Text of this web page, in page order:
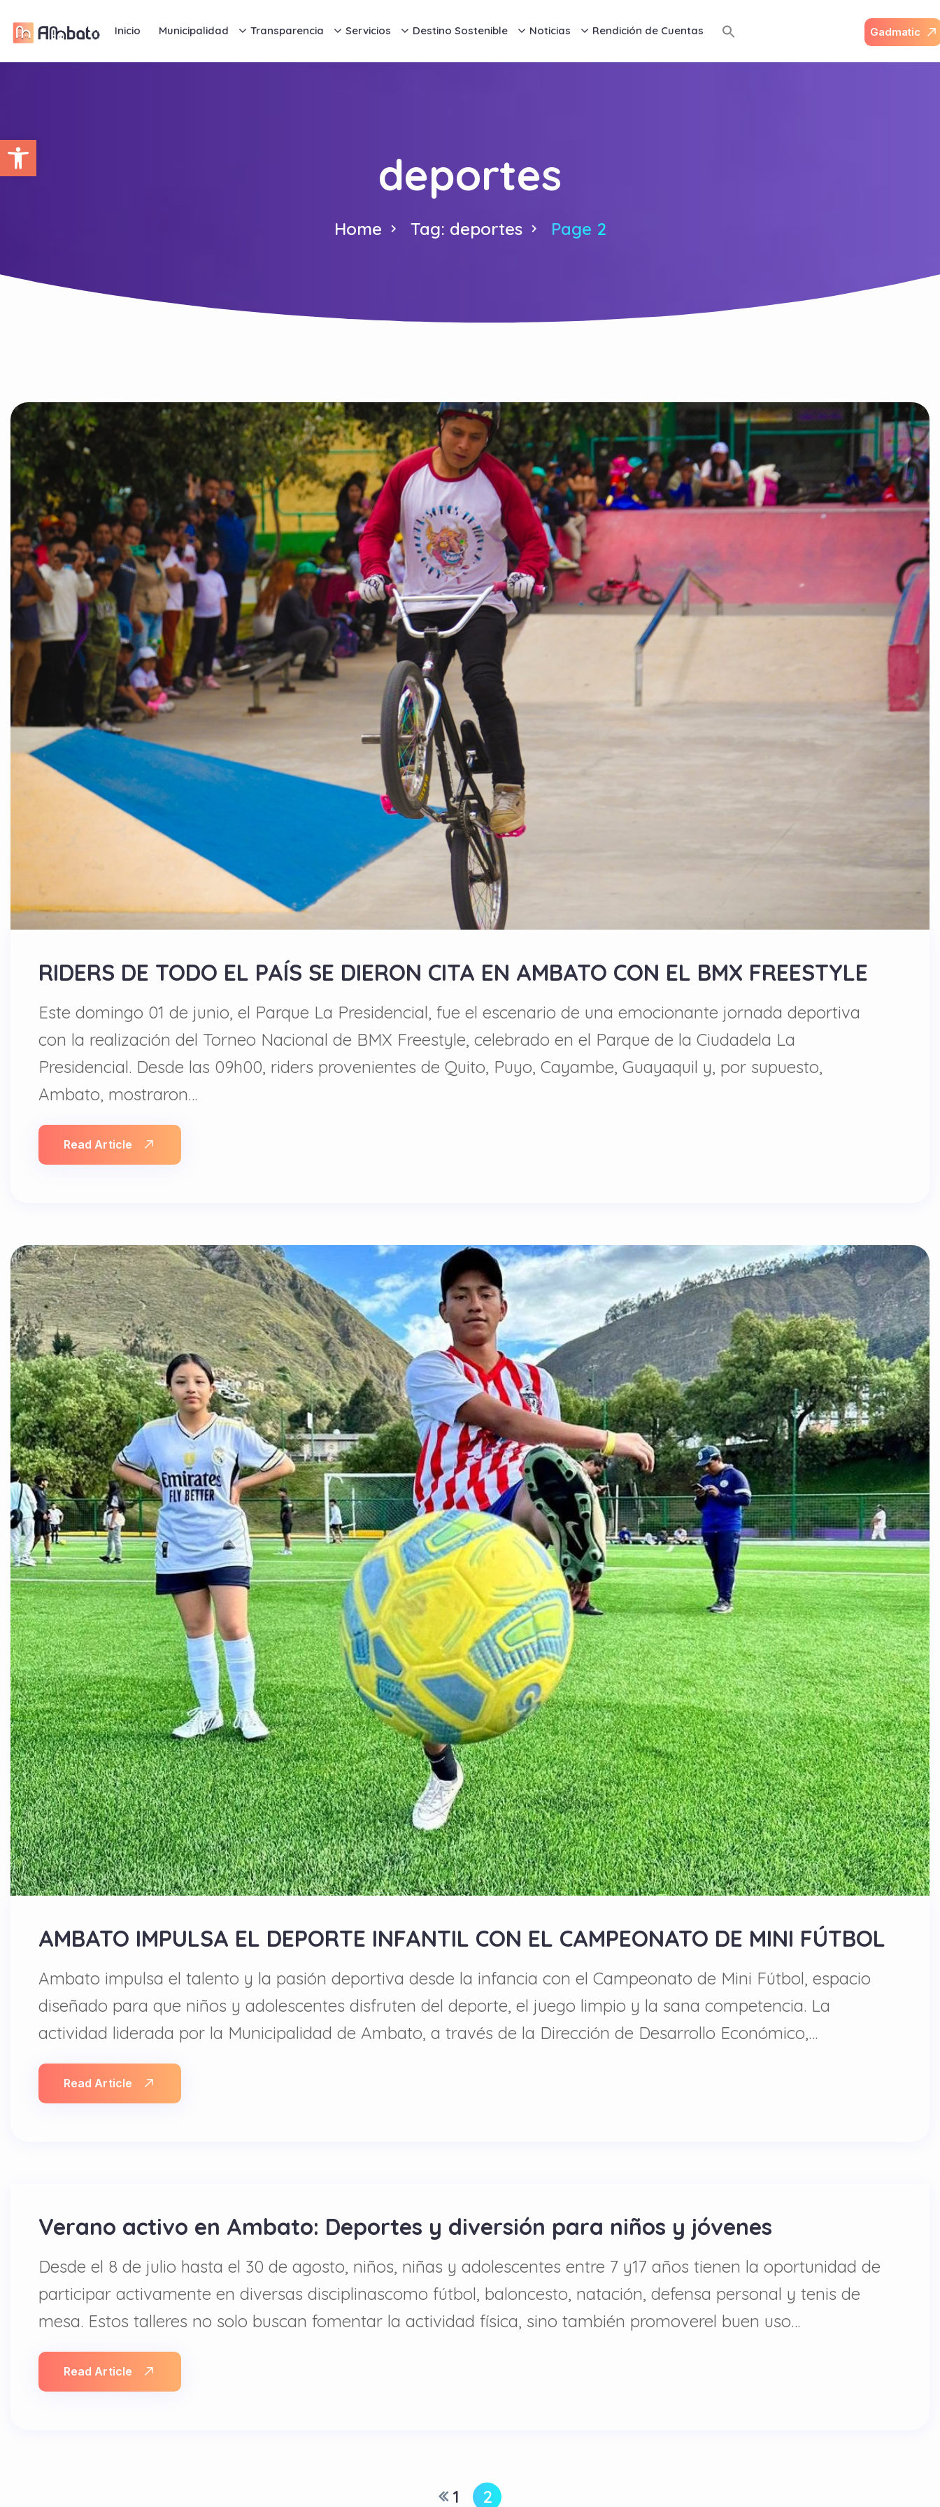
Abrir barra de herramientas
Inicio Municipalidad Transparencia Servicios Destino Sostenible Noticias Rendición de Cuentas Gadmatic
deportes
Home Tag: deportes Page 2
RIDERS DE TODO EL PAÍS SE DIERON CITA EN AMBATO CON EL BMX FREESTYLE
Este domingo 01 de junio, el Parque La Presidencial, fue el escenario de una emocionante jornada deportiva
con la realización del Torneo Nacional de BMX Freestyle, celebrado en el Parque de la Ciudadela La
Presidencial. Desde las 09h00, riders provenientes de Quito, Puyo, Cayambe, Guayaquil y, por supuesto,
Ambato, mostraron…
Read Article
AMBATO IMPULSA EL DEPORTE INFANTIL CON EL CAMPEONATO DE MINI FÚTBOL
Ambato impulsa el talento y la pasión deportiva desde la infancia con el Campeonato de Mini Fútbol, espacio
diseñado para que niños y adolescentes disfruten del deporte, el juego limpio y la sana competencia. La
actividad liderada por la Municipalidad de Ambato, a través de la Dirección de Desarrollo Económico,…
Read Article
Verano activo en Ambato: Deportes y diversión para niños y jóvenes
Desde el 8 de julio hasta el 30 de agosto, niños, niñas y adolescentes entre 7 y17 años tienen la oportunidad de
participar activamente en diversas disciplinascomo fútbol, baloncesto, natación, defensa personal y tenis de
mesa. Estos talleres no solo buscan fomentar la actividad física, sino también promoverel buen uso…
Read Article
1 2